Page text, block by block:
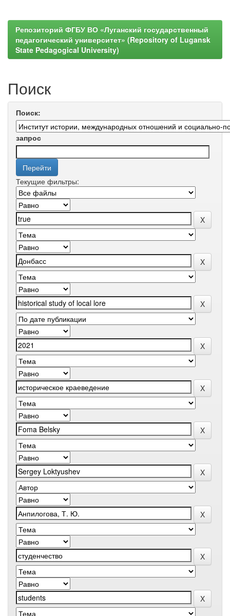
Репозиторий ФГБУ ВО «Луганский государственный
педагогический университет» (Repository of Lugansk
State Pedagogical University)
Поиск
Поиск:
запрос
Текущие фильтры: